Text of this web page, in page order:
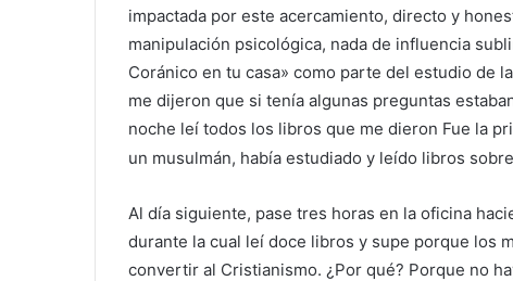
impactada por este acercamiento, directo y
manipulación psicológica, nada de influencia
Coránico en tu casa» como parte del estudio de
me dijeron que si tenía algunas preguntas
noche leí todos los libros que me dieron Fue la
un musulmán, había estudiado y leído libros
Al día siguiente, pase tres horas en la oficina
durante la cual leí doce libros y supe porque los
convertir al Cristianismo. ¿Por qué? Porque no